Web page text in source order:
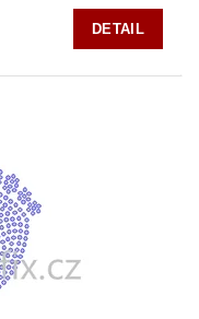
DETAIL